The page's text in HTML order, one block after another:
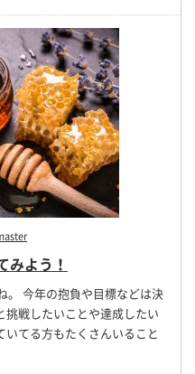
みよう！
。 今年の抱負や目標などは決
挑戦したいことや達成したい
てる方もたくさんいること